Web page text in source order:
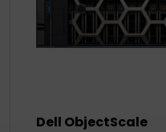
Dell ObjectScale